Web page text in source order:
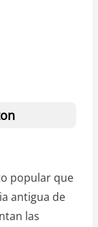
popular que
antigua de
las